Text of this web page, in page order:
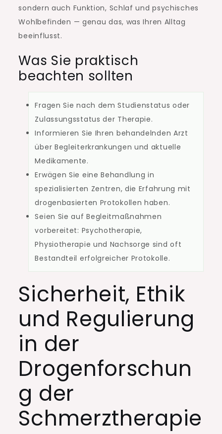
sondern auch Funktion, Schlaf und psychisches
Wohlbefinden — genau das, was Ihren Alltag
beeinflusst.
Was Sie praktisch
beachten sollten
Fragen Sie nach dem Studienstatus oder
Zulassungsstatus der Therapie.
Informieren Sie Ihren behandelnden Arzt
über Begleiterkrankungen und aktuelle
Medikamente.
Erwägen Sie eine Behandlung in
spezialisierten Zentren, die Erfahrung mit
drogenbasierten Protokollen haben.
Seien Sie auf Begleitmaßnahmen
vorbereitet: Psychotherapie,
Physiotherapie und Nachsorge sind oft
Bestandteil erfolgreicher Protokolle.
Sicherheit, Ethik
und Regulierung
in der
Drogenforschun
g der
Schmerztherapie